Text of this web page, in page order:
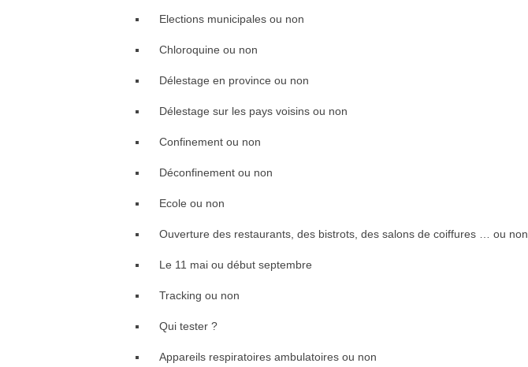
Elections municipales ou non
Chloroquine ou non
Délestage en province ou non
Délestage sur les pays voisins ou non
Confinement ou non
Déconfinement ou non
Ecole ou non
Ouverture des restaurants, des bistrots, des salons de coiffures … ou non
Le 11 mai ou début septembre
Tracking ou non
Qui tester ?
Appareils respiratoires ambulatoires ou non